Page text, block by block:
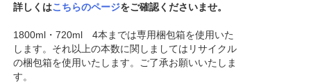
詳しくはこちらのページをご確認くださいませ。
1800ml・720ml 4本までは専用梱包箱を使用いた
します。それ以上の本数に関しましてはリサイクル
の梱包箱を使用いたします。ご了承お願いいたしま
す。